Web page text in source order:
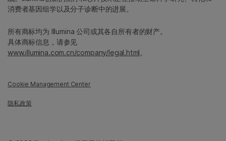
消费者基因组学以及分子诊断中的进展。
所有商标均为 Illumina 公司或其各自所有者的财产。
具体商标信息，请参见
www.illumina.com.cn/company/legal.html。
Cookie Management Center
隐私政策